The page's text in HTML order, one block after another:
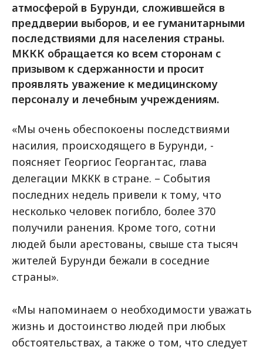
атмосферой в Бурунди, сложившейся в
преддверии выборов, и ее гуманитарными
последствиями для населения страны.
МККК обращается ко всем сторонам с
призывом к сдержанности и просит
проявлять уважение к медицинскому
персоналу и лечебным учреждениям.
«Мы очень обеспокоены последствиями
насилия, происходящего в Бурунди, -
поясняет Георгиос Георгантас, глава
делегации МККК в стране. – События
последних недель привели к тому, что
несколько человек погибло, более 370
получили ранения. Кроме того, сотни
людей были арестованы, свыше ста тысяч
жителей Бурунди бежали в соседние
страны».
«Мы напоминаем о необходимости уважать
жизнь и достоинство людей при любых
обстоятельствах, а также о том, что следует